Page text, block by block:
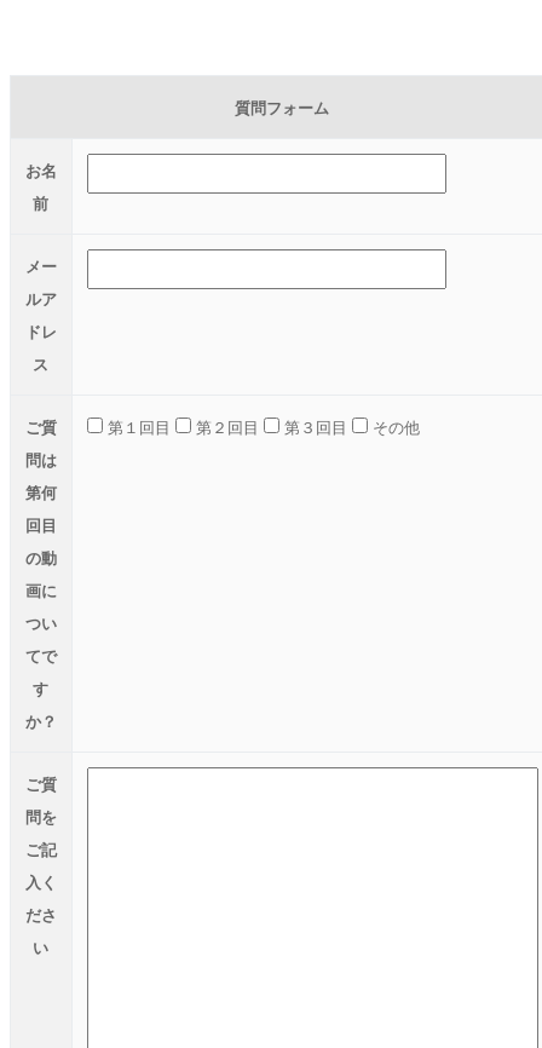
質問フォーム
お名
前
メー
ルア
ドレ
ス
ご質
問は
第何
回目
の動
画に
つい
てで
す
か？
第１回目 第２回目 第３回目 その他
ご質
問を
ご記
入く
ださ
い